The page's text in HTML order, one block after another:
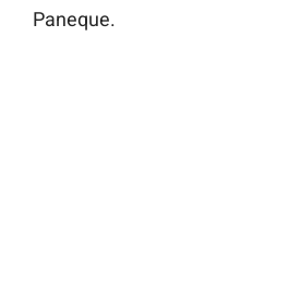
Paneque.